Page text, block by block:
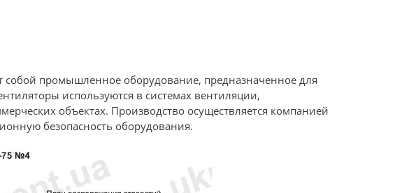
промышленное оборудование, предназначенное для
используются в системах вентиляции,
объектах. Производство осуществляется компанией
безопасность оборудования.